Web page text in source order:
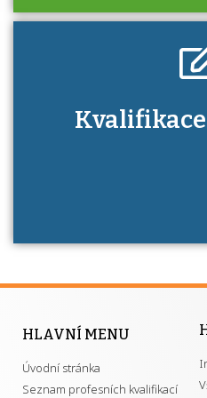
Kdo je to
má získání
HLAVNÍ MENU
Úvodní stránka
Seznam profesních kvalifikací